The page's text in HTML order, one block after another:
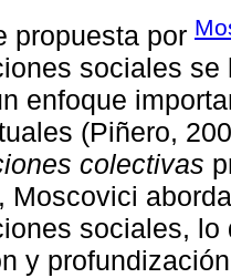
propuesta por
sociales
enfoque
(Piñero,
colectivas
Moscovici
sociales,
y